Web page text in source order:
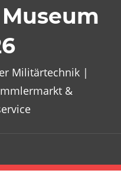
Militärtechnik |
&